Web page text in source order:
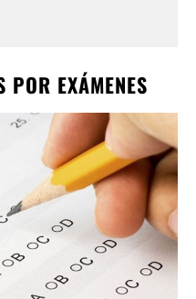
POR EXÁMENES